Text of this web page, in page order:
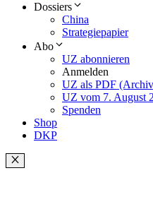
Dossiers
China
Strategiepapier
Abo
UZ abonnieren
Anmelden
UZ als PDF
UZ vom 7. August
Spenden
Shop
DKP
Schließen